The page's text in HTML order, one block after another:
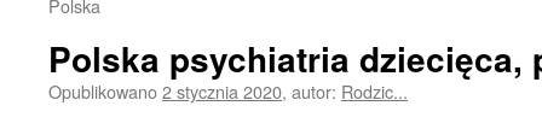
Polska
Polska psychiatria dziecięca,
Opublikowano2 stycznia 2020, autor: Rodzic...